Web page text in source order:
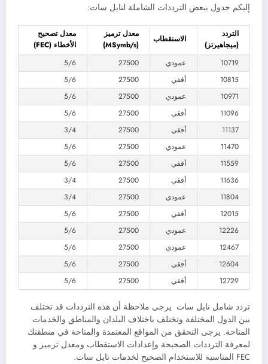
إليكم جدول ببعض الترددات الشاملة لنايل سات:
التردد
(ميجاهيرتز)
الاستقطاب
معدل ترميز
(MSymb/s)
معدل تصحيح
الأخطاء (FEC)
10719
عمودي 27500
5/6
10815
أفقي 27500
5/6
10971
عمودي 27500
5/6
11096
أفقي 27500
5/6
11137
أفقي 27500
3/4
11470
عمودي 27500
5/6
11559
أفقي 27500
5/6
11636
أفقي 27500
3/4
11804
عمودي 27500
3/4
12015
أفقي 27500
5/6
12226
عمودي 27500
5/6
12467
عمودي 27500
5/6
12604
أفقي 27500
5/6
12729
أفقي 27500
5/6
تردد شامل نايل سات يرجى ملاحظة أن هذه الترددات قد تختلف
بين الدول المختلفة وتختلف باختلاف البلدان والمناطق والخدمات
المتاحة. يرجى التحقق من المواقع المعتمدة والمتاحة في منطقتك
لمعرفة الترددات الصحيحة وإعدادات الاستقطاب ومعدل ترميز و
FEC المناسبة للاستخدام الصحيح لخدمات نايل سات.